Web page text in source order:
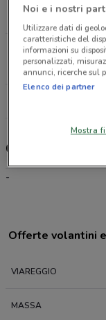
9.5 km
viale
17.4 km
CoopVoce,
-
Offerte volantini
VIAREGGIO
MASSA
Noi e i nostri
Utilizzare dati di
caratteristiche del
informazioni su
personalizzati,
annunci, ricerche sul
Elenco dei partner
Mostra